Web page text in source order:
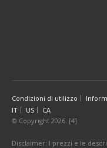
Condizioni di utilizzo
IT
US
CA
© Copyright 2026. [4]
Disclaimer: I prezzi e le